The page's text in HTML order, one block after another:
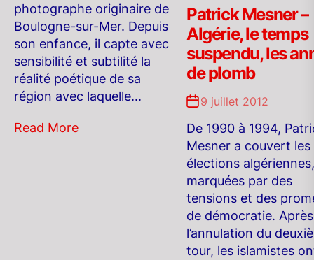
photographe originaire de
Boulogne-sur-Mer. Depuis
son enfance, il capte avec
sensibilité et subtilité la
réalité poétique de sa
région avec laquelle...
Read More
Patrick Mesner –
Algérie, le temps
suspendu, les
de plomb
9 juillet 2012
De 1990 à 1994,
Mesner a couvert les
élections algériennes,
marquées par des
tensions et des
de démocratie. Après
l’annulation du
tour, les islamistes